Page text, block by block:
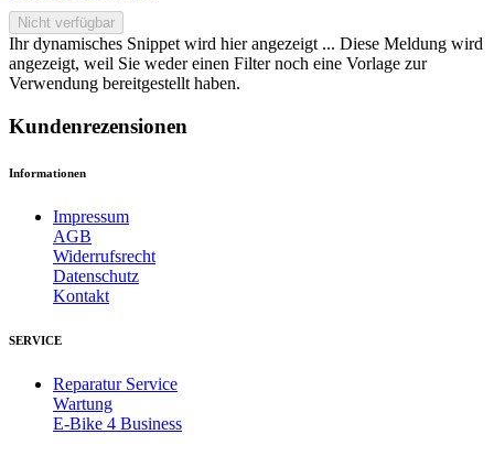
Nicht verfügbar
Ihr dynamisches Snippet wird hier angezeigt ... Diese Meldung wird
angezeigt, weil Sie weder einen Filter noch eine Vorlage zur
Verwendung bereitgestellt haben.
Kundenrezensionen
Informationen
Impressum
AGB
Widerrufsrecht
Datenschutz
Kontakt
SERVICE
Reparatur Service
Wartung
E-Bike 4 Business